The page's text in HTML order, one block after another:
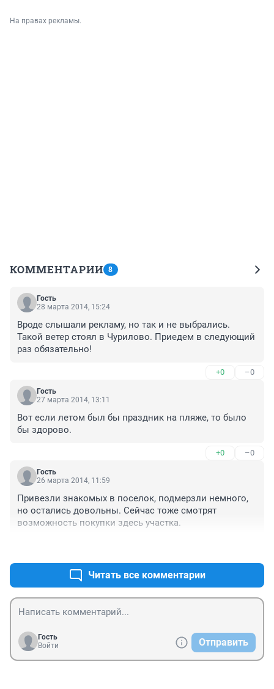
На правах рекламы.
КОММЕНТАРИИ 8
Гость
28 марта 2014, 15:24
Вроде слышали рекламу, но так и не выбрались.
Такой ветер стоял в Чурилово. Приедем в следующий
раз обязательно!
+0 –0
Гость
27 марта 2014, 13:11
Вот если летом был бы праздник на пляже, то было
бы здорово.
+0 –0
Гость
26 марта 2014, 11:59
Привезли знакомых в поселок, подмерзли немного,
но остались довольны. Сейчас тоже смотрят
возможность покупки здесь участка.
Читать все комментарии
Гость
Войти
Отправить